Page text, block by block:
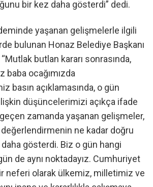
bir kez daha gösterdi” dedi.
yaşanan gelişmelerle ilgili
bulunan Honaz Belediye Başkanı
butlan kararı sonrasında,
baba ocağımızda
basın açıklamasında, o gün
düşüncelerimizi açıkça ifade
zamanda yaşanan gelişmeler,
değerlendirmenin ne kadar doğru
gösterdi. Biz o gün hangi
de aynı noktadayız. Cumhuriyet
neferi olarak ülkemiz, milletimiz ve